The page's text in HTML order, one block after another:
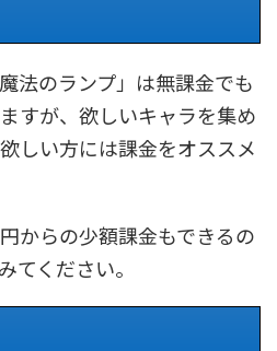
法のランプ」は無課金でも
すが、欲しいキャラを集め
しい方には課金をオススメ
からの少額課金もできるの
てください。